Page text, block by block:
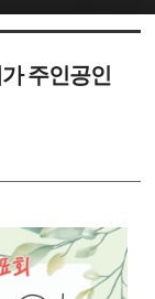
주인공인